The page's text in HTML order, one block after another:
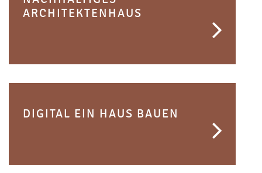
ARCHITEKTENHAUS
DIGITAL EIN HAUS BAUEN